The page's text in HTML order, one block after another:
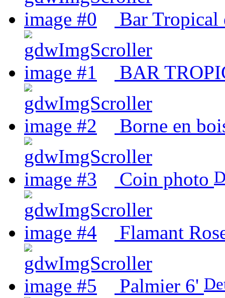
Bar Tropical
BAR
Borne en
Coin photo
Flamant
Palmier 6'